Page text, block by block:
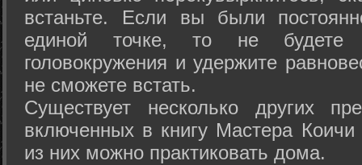
встаньте. Если вы были
единой точке, то не будете
головокружения и удержите
не сможете встать.
Существует несколько других
включенных в книгу Мастера
из них можно практиковать дома.